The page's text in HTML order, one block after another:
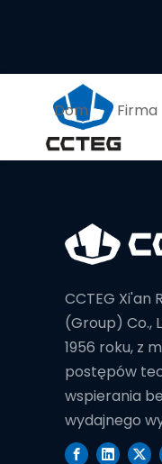
Dom Firma
CCTEG Xi'an
(Group) Co.,
1956 roku, z
postępów
wspierania
wydajnego